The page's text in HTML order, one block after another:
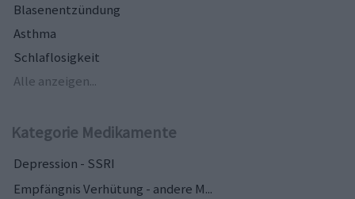
Blasenentzündung
Asthma
Schlaflosigkeit
Alle anzeigen...
Kategorie Medikamente
Depression - SSRI
Empfängnis Verhütung - andere M...